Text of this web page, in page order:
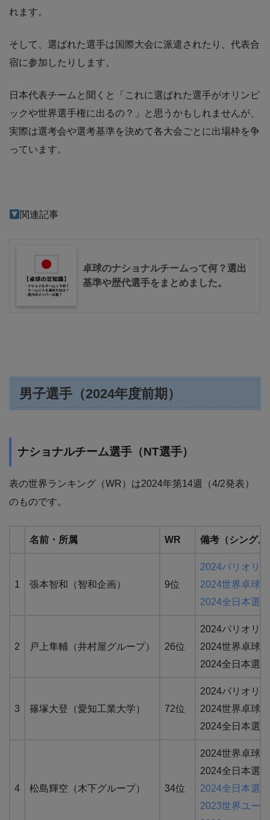
れます。
そして、選ばれた選手は国際大会に派遣されたり、代表合
宿に参加したりします。
日本代表チームと聞くと「これに選ばれた選手がオリンピ
ックや世界選手権に出るの？」と思うかもしれませんが、
実際は選考会や選考基準を決めて各大会ごとに出場枠を争
っています。
関連記事
卓球のナショナルチームって何？選出
基準や歴代選手をまとめました。
男子選手（2024年度前期）
ナショナルチーム選手（NT選手）
表の世界ランキング（WR）は2024年第14週（4/2発表）
のものです。
名前・所属 WR 備考（シング
1 張本智和（智和企画） 9位
2024パリオリ
2024世界卓球
2024全日本選
2 戸上隼輔（井村屋グループ） 26位
2024パリオリ
2024世界卓球
2024全日本選
3 篠塚大登（愛知工業大学） 72位
2024パリオリ
2024世界卓球
2024全日本選
4 松島輝空（木下グループ） 34位
2024世界卓球
2024全日本選
2024全日本選
2023世界ユー